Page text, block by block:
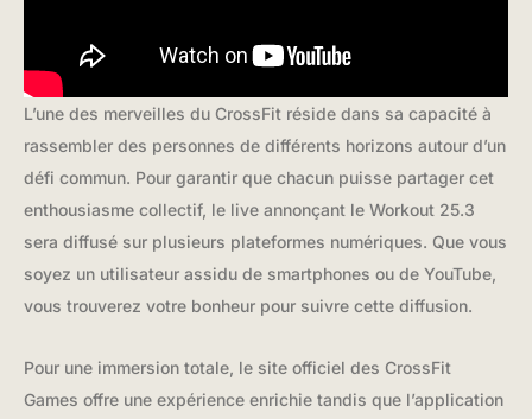
L’une des merveilles du CrossFit réside dans sa capacité à
rassembler des personnes de différents horizons autour d’un
défi commun. Pour garantir que chacun puisse partager cet
enthousiasme collectif, le live annonçant le Workout 25.3
sera diffusé sur plusieurs plateformes numériques. Que vous
soyez un utilisateur assidu de smartphones ou de YouTube,
vous trouverez votre bonheur pour suivre cette diffusion.
Pour une immersion totale, le site officiel des CrossFit
Games offre une expérience enrichie tandis que l’application